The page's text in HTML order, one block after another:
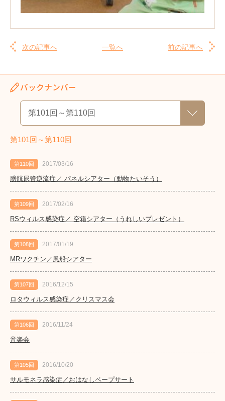
次の記事へ 一覧へ 前の記事へ
バックナンバー
第101回～第110回
第110回 2017/03/16
膀胱尿管逆流症／ パネルシアター（動物たいそう）
第109回 2017/02/16
RSウィルス感染症／ 空箱シアター（うれしいプレゼント）
第108回 2017/01/19
MRワクチン／風船シアター
第107回 2016/12/15
ロタウィルス感染症／クリスマス会
第106回 2016/11/24
音楽会
第105回 2016/10/20
サルモネラ感染症／おはなしペープサート